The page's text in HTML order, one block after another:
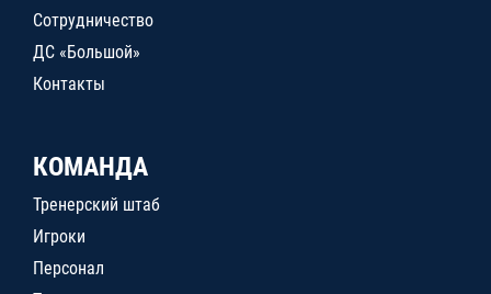
Сотрудничество
ДС «Большой»
Контакты
КОМАНДА
Тренерский штаб
Игроки
Персонал